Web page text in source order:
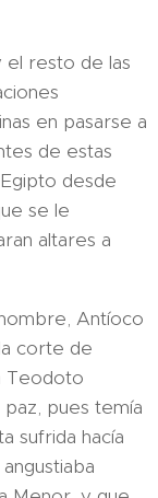
resto de las
en pasarse a
de estas
desde
se le
altares a
Antíoco
corte de
Teodoto
pues temía
sufrida hacía